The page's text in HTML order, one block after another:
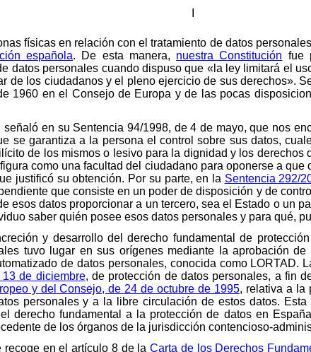
físicas en relación con el tratamiento de datos
española. De esta manera, nuestra Constitución fue
datos personales cuando dispuso que «la ley limitará el
de los ciudadanos y el pleno ejercicio de sus derechos».
1960 en el Consejo de Europa y de las pocas
en su Sentencia 94/1998, de 4 de mayo, que nos
se garantiza a la persona el control sobre sus datos,
de los mismos o lesivo para la dignidad y los derechos
como una facultad del ciudadano para oponerse a
justificó su obtención. Por su parte, en la Sentencia 292/
que consiste en un poder de disposición y de
esos datos proporcionar a un tercero, sea el Estado o un
saber quién posee esos datos personales y para qué,
y desarrollo del derecho fundamental de
tuvo lugar en sus orígenes mediante la aprobación de
de datos personales, conocida como LORTAD.
de diciembre, de protección de datos personales, a fin
y del Consejo, de 24 de octubre de 1995, relativa a la
personales y a la libre circulación de estos datos.
derecho fundamental a la protección de datos en
de los órganos de la jurisdicción contencioso-
recoge en el artículo 8 de la Carta de los Derechos